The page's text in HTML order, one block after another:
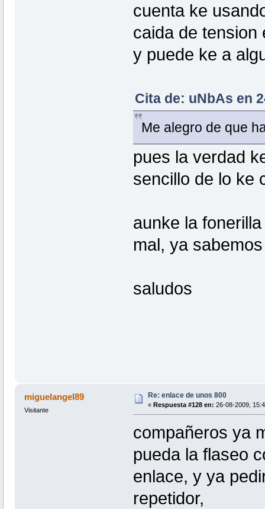
cuenta ke
caida de tension
y puede ke a
Cita de: uNbAs en
Me alegro de que
pues la verdad
sencillo de lo ke
aunke la
mal, ya
saludos
miguelangel89
Visitante
Re: enlace de unos 800
« Respuesta #128 en: 26-08-2009,
compañeros ya
pueda la flaseo
enlace, y ya
repetidor,